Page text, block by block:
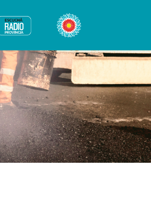
Provincia Bicentenario